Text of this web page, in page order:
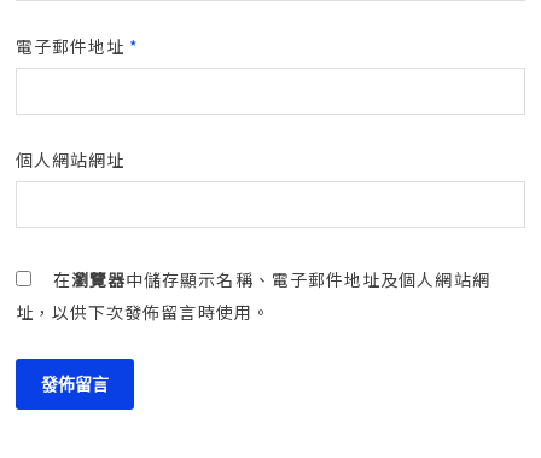
電子郵件地址 *
個人網站網址
在瀏覽器中儲存顯示名稱、電子郵件地址及個人網站網
址，以供下次發佈留言時使用。